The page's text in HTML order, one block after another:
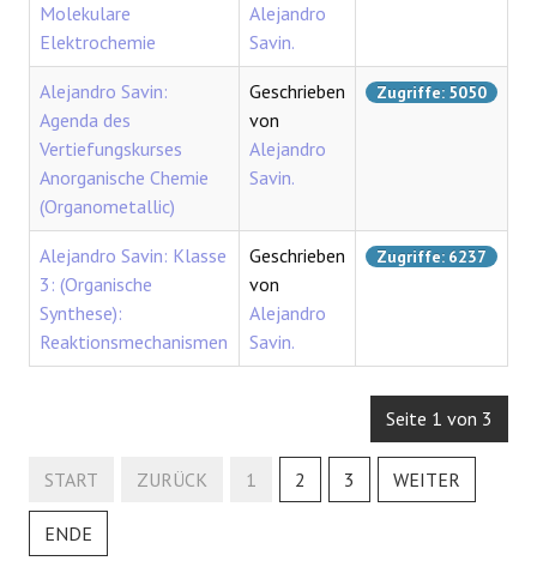
Molekulare
Elektrochemie
Alejandro
Savin.
Alejandro Savin:
Agenda des
Vertiefungskurses
Anorganische Chemie
(Organometallic)
Geschrieben
von
Alejandro
Savin.
Zugriffe: 5050
Alejandro Savin: Klasse
3: (Organische
Synthese):
Reaktionsmechanismen
Geschrieben
von
Alejandro
Savin.
Zugriffe: 6237
Seite 1 von 3
START ZURÜCK 1 2 3 WEITER
ENDE